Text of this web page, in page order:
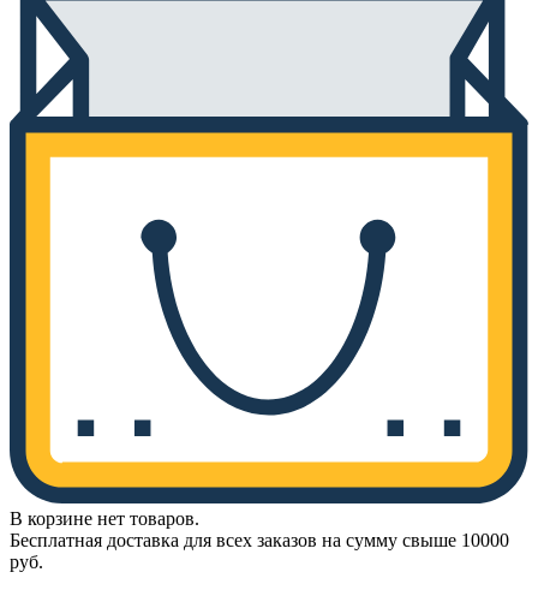
В корзине нет товаров.
Бесплатная доставка для всех заказов на сумму свыше 10000
руб.